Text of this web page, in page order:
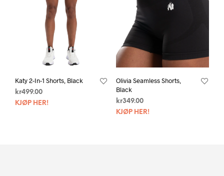
Katy 2-In-1 Shorts, Black
kr499.00
KJØP HER!
Olivia Seamless Shorts,
Black
kr349.00
KJØP HER!